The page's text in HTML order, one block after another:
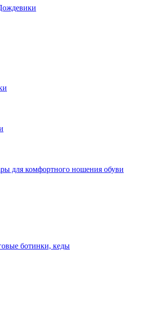
для комфортного ношения обуви
ботинки, кеды